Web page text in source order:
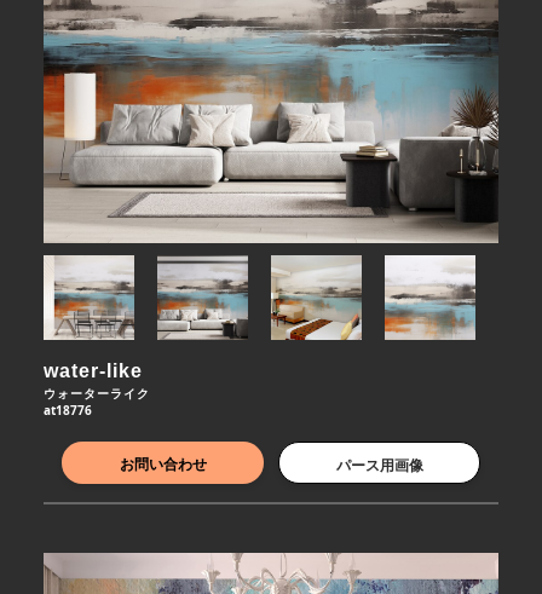
water-like
ウォーターライク
at18776
お問い合わせ パース用画像